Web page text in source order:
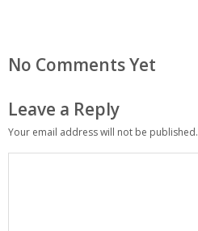
No Comments Yet
Leave a Reply
Your email address will not be published.